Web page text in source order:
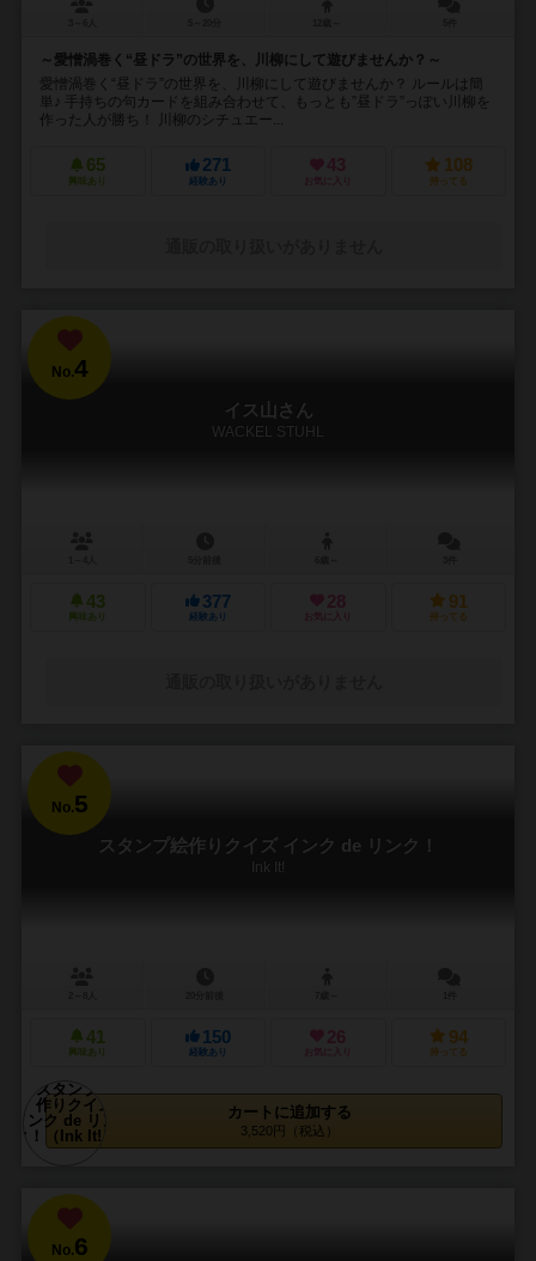
～愛憎渦巻く“昼ドラ”の世界を、川柳にして遊びませんか？～
愛憎渦巻く“昼ドラ”の世界を、川柳にして遊びませんか？ ルールは簡
単♪ 手持ちの句カードを組み合わせて、もっとも”昼ドラ”っぽい川柳を
作った人が勝ち！ 川柳のシチュエー...
65
興味あり
271
経験あり
43
お気に入り
108
持ってる
No.4
イス山さん
WACKEL STUHL
43
興味あり
377
経験あり
28
お気に入り
91
持ってる
No.5
スタンプ絵作りクイズ インク de リンク！
Ink It!
41
興味あり
150
経験あり
26
お気に入り
94
持ってる
カートに追加する
3,520円（税込）
No.6